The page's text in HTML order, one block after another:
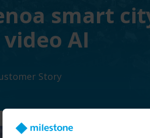
smart
AI
Story